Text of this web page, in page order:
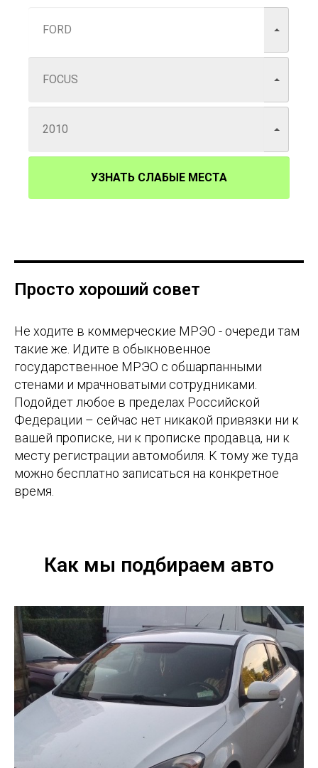
УЗНАТЬ СЛАБЫЕ МЕСТА
Просто хороший совет
Не ходите в коммерческие МРЭО - очереди там
такие же. Идите в обыкновенное
государственное МРЭО с обшарпанными
стенами и мрачноватыми сотрудниками.
Подойдет любое в пределах Российской
Федерации – сейчас нет никакой привязки ни к
вашей прописке, ни к прописке продавца, ни к
месту регистрации автомобиля. К тому же туда
можно бесплатно записаться на конкретное
время.
Как мы подбираем авто